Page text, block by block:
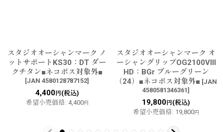
スタジオオーシャンマーク ノ
ットサポートKS30：DT ダー
クチタン■ネコポス対象外■
[JAN 4580128787152]
4,400円(税込)
希望小売価格: 4,400円
スタジオオーシャンマーク オ
ーシャングリップOG2100VIII
HD：BGr ブルーグリーン
（24）■ネコポス対象外■ [JAN
4580581346361]
19,800 円(税込)
希望小売価格: 19,800円